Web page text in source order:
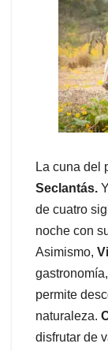
La cuna del
Seclantás. Y
de cuatro
noche con
Asimismo,
permite
naturaleza.
disfrutar de